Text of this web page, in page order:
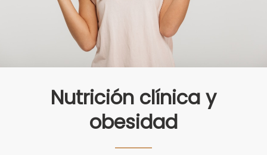
Nutrición clínica y
obesidad